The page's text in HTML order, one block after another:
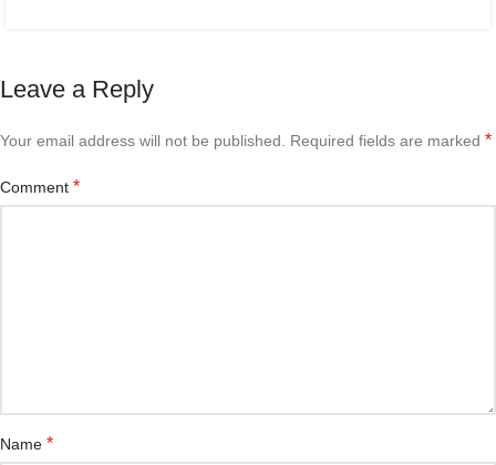
Leave a Reply
Your email address will not be published. Required fields are marked *
Comment *
Name *